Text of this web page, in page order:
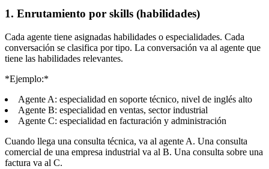
1. Enrutamiento por skills (habilidades)
Cada agente tiene asignadas habilidades o especialidades. Cada
conversación se clasifica por tipo. La conversación va al agente que
tiene las habilidades relevantes.
*Ejemplo:*
Agente A: especialidad en soporte técnico, nivel de inglés alto
Agente B: especialidad en ventas, sector industrial
Agente C: especialidad en facturación y administración
Cuando llega una consulta técnica, va al agente A. Una consulta
comercial de una empresa industrial va al B. Una consulta sobre una
factura va al C.